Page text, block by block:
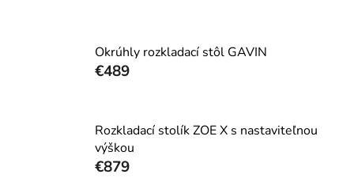
Okrúhly rozkladací stôl GAVIN
€489
Rozkladací stolík ZOE X s nastaviteľnou
výškou
€879